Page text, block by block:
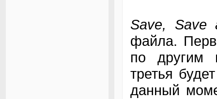
Save, Save
файла.
по другим
третья
данный